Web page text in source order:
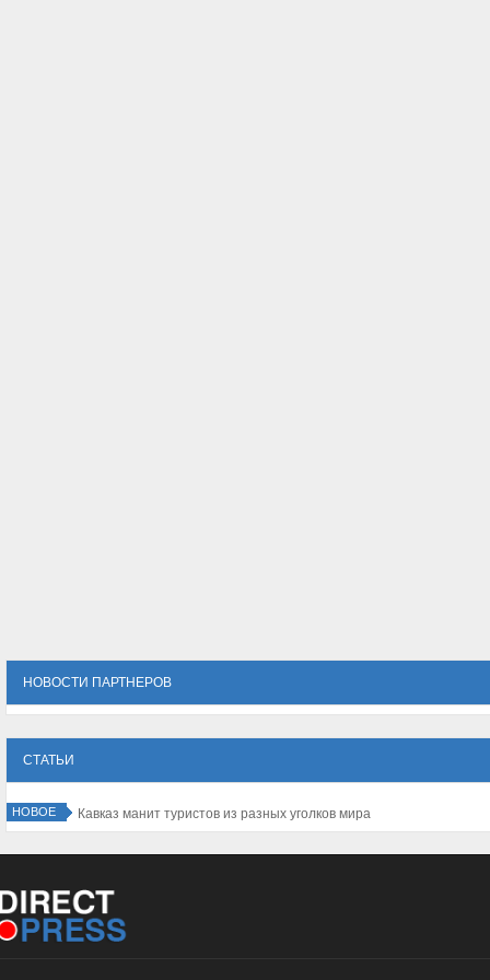
НОВОСТИ ПАРТНЕРОВ
СТАТЬИ
НОВОЕ Кавказ манит туристов из разных уголков мира